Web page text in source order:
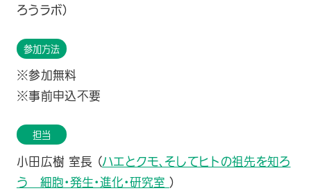
ろうラボ）
参加方法
※参加無料
※事前申込不要
担当
小田広樹 室長 （ハエとクモ、そしてヒトの祖先を知ろ
う 細胞・発生・進化・研究室 ）